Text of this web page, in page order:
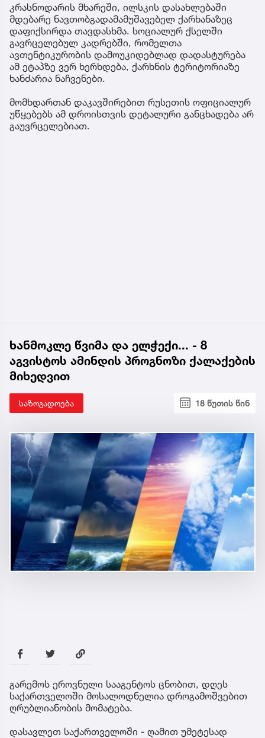
კრასნოდარის მხარეში, ილსკის დასახლებაში
მდებარე ნავთობგადამამუშავებელ ქარხანაზეც
დაფიქსირდა თავდასხმა. სოციალურ ქსელში
გავრცელებულ კადრებში, რომელთა
ავთენტიკურობის დამოუკიდებლად დადასტურება
ამ ეტაპზე ვერ ხერხდება, ქარხნის ტერიტორიაზე
ხანძარია ნაჩვენები.
მომხდართან დაკავშირებით რუსეთის ოფიციალურ
უწყებებს ამ დროისთვის დეტალური განცხადება არ
გაუვრცელებიათ.
ხანმოკლე წვიმა და ელჭექი... - 8
აგვისტოს ამინდის პროგნოზი ქალაქების
მიხედვით
საზოგადოება 18 წუთის წინ
გარემოს ეროვნული სააგენტოს ცნობით, დღეს
საქართველოში მოსალოდნელია დროგამოშვებით
ღრუბლიანობის მომატება.
დასავლეთ საქართველოში - ღამით უმეტესად